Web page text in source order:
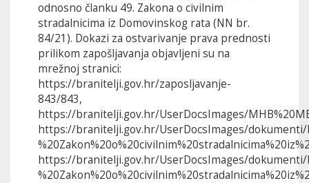
odnosno članku 49. Zakona o civilnim
stradalnicima iz Domovinskog rata (NN br.
84/21). Dokazi za ostvarivanje prava prednosti
prilikom zapošljavanja objavljeni su na
mrežnoj stranici:
https://branitelji.gov.hr/zaposljavanje-
843/843,
https://branitelji.gov.hr/UserDocsImages/
https://branitelji.gov.hr/UserDocsImages/dokumenti/
https://branitelji.gov.hr/UserDocsImages/dokumenti/